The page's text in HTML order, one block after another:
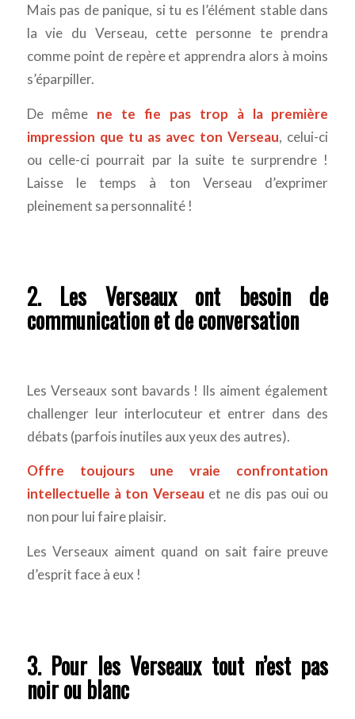
Mais pas de panique, si tu es l’élément stable dans
la vie du Verseau, cette personne te prendra
comme point de repère et apprendra alors à moins
s’éparpiller.
De même ne te fie pas trop à la première
impression que tu as avec ton Verseau, celui-ci
ou celle-ci pourrait par la suite te surprendre !
Laisse le temps à ton Verseau d’exprimer
pleinement sa personnalité !
2. Les Verseaux ont besoin de
communication et de conversation
Les Verseaux sont bavards ! Ils aiment également
challenger leur interlocuteur et entrer dans des
débats (parfois inutiles aux yeux des autres).
Offre toujours une vraie confrontation
intellectuelle à ton Verseau et ne dis pas oui ou
non pour lui faire plaisir.
Les Verseaux aiment quand on sait faire preuve
d’esprit face à eux !
3. Pour les Verseaux tout n’est pas
noir ou blanc